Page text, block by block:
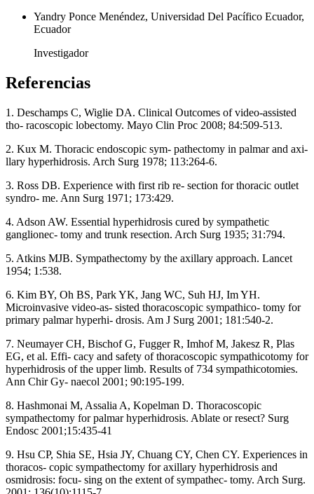
Yandry Ponce Menéndez, Universidad Del Pacífico Ecuador,
Ecuador
Investigador
Referencias
1. Deschamps C, Wiglie DA. Clinical Outcomes of video-assisted
tho- racoscopic lobectomy. Mayo Clin Proc 2008; 84:509-513.
2. Kux M. Thoracic endoscopic sym- pathectomy in palmar and axi-
llary hyperhidrosis. Arch Surg 1978; 113:264-6.
3. Ross DB. Experience with first rib re- section for thoracic outlet
syndro- me. Ann Surg 1971; 173:429.
4. Adson AW. Essential hyperhidrosis cured by sympathetic
ganglionec- tomy and trunk resection. Arch Surg 1935; 31:794.
5. Atkins MJB. Sympathectomy by the axillary approach. Lancet
1954; 1:538.
6. Kim BY, Oh BS, Park YK, Jang WC, Suh HJ, Im YH.
Microinvasive video-as- sisted thoracoscopic sympathico- tomy for
primary palmar hyperhi- drosis. Am J Surg 2001; 181:540-2.
7. Neumayer CH, Bischof G, Fugger R, Imhof M, Jakesz R, Plas
EG, et al. Effi- cacy and safety of thoracoscopic sympathicotomy for
hyperhidrosis of the upper limb. Results of 734 sympathicotomies.
Ann Chir Gy- naecol 2001; 90:195-199.
8. Hashmonai M, Assalia A, Kopelman D. Thoracoscopic
sympathectomy for palmar hyperhidrosis. Ablate or resect? Surg
Endosc 2001;15:435-41
9. Hsu CP, Shia SE, Hsia JY, Chuang CY, Chen CY. Experiences in
thoracos- copic sympathectomy for axillary hyperhidrosis and
osmidrosis: focu- sing on the extent of sympathec- tomy. Arch Surg.